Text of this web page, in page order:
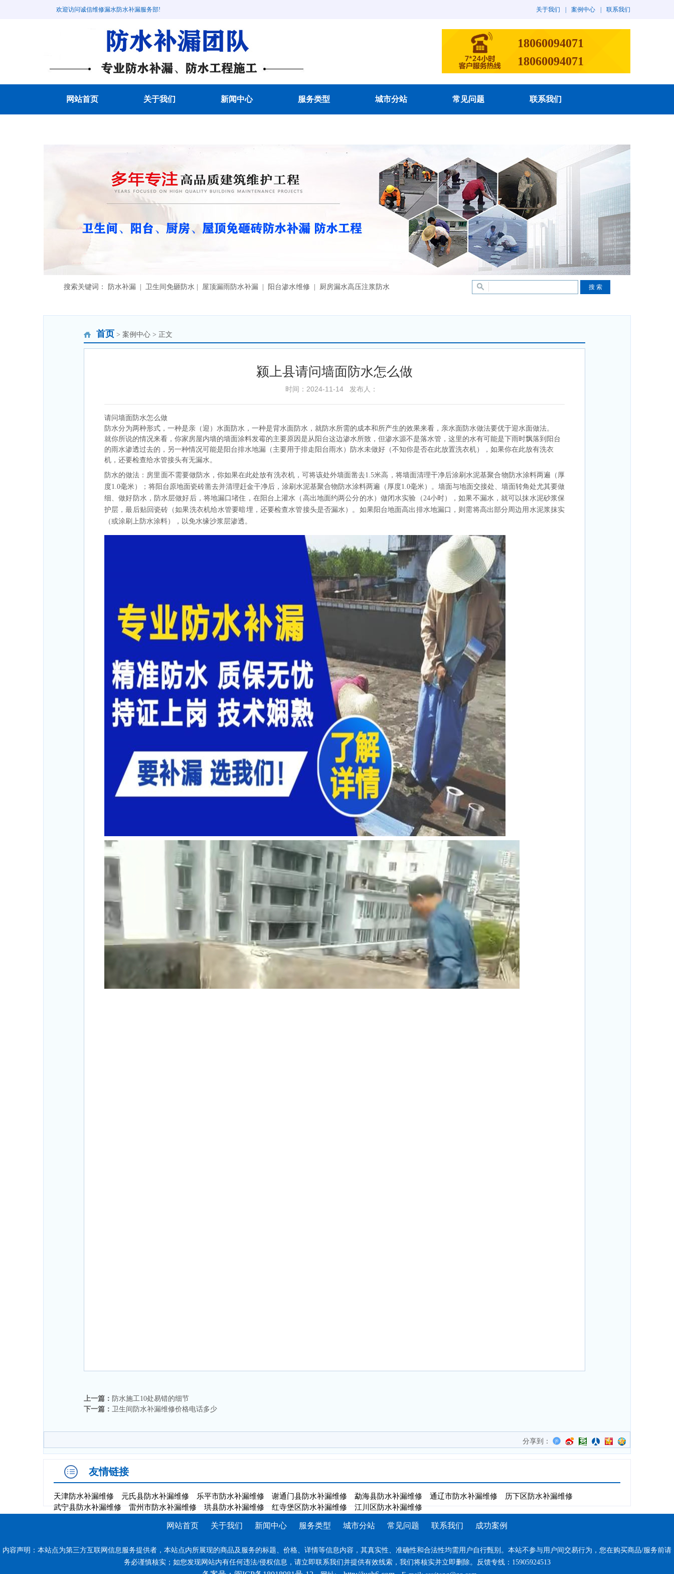
欢迎访问诚信维修漏水防水补漏服务部! 关于我们 案例中心 联系我们
18060094071
18060094071
网站首页 关于我们 新闻中心 服务类型 城市分站 常见问题 联系我们
搜索关键词： 防水补漏 | 卫生间免砸防水 | 屋顶漏雨防水补漏 | 阳台渗水维修 | 厨房漏水高压注浆防水
首页 > 案例中心 > 正文
颍上县请问墙面防水怎么做
时间：2024-11-14 发布人：
请问墙面防水怎么做
防水分为两种形式，一种是亲（迎）水面防水，一种是背水面防水，就防水所需的成本和所产生的效果来看，亲水面防水做法要优于迎水面做法。
就你所说的情况来看，你家房屋内墙的墙面涂料发霉的主要原因是从阳台这边渗水所致，但渗水源不是落水管，这里的水有可能是下雨时飘落到阳台
的雨水渗透过去的，另一种情况可能是阳台排水地漏（主要用于排走阳台雨水）防水未做好（不知你是否在此放置洗衣机），如果你在此放有洗衣
机，还要检查给水管接头有无漏水。
防水的做法：房里面不需要做防水，你如果在此处放有洗衣机，可将该处外墙面凿去1.5米高，将墙面清理干净后涂刷水泥基聚合物防水涂料两遍（厚
度1.0毫米）；将阳台原地面瓷砖凿去并清理赶金干净后，涂刷水泥基聚合物防水涂料两遍（厚度1.0毫米）。墙面与地面交接处、墙面转角处尤其要做
细、做好防水，防水层做好后，将地漏口堵住，在阳台上灌水（高出地面约两公分的水）做闭水实验（24小时），如果不漏水，就可以抹水泥砂浆保
护层，最后贴回瓷砖（如果洗衣机给水管要暗埋，还要检查水管接头是否漏水）。如果阳台地面高出排水地漏口，则需将高出部分周边用水泥浆抹实
（或涂刷上防水涂料），以免水缘沙浆层渗透。
上一篇： 防水施工10处易错的细节
下一篇： 卫生间防水补漏维修价格电话多少
分享到：
友情链接
天津防水补漏维修 元氏县防水补漏维修 乐平市防水补漏维修 谢通门县防水补漏维修 勐海县防水补漏维修 通辽市防水补漏维修
历下区防水补漏维修
武宁县防水补漏维修
雷州市防水补漏维修 珙县防水补漏维修 红寺堡区防水补漏维修 江川区防水补漏维修
网站首页 关于我们 新闻中心 服务类型 城市分站 常见问题 联系我们 成功案例
内容声明：本站点为第三方互联网信息服务提供者，本站点内所展现的商品及服务的标题、价格、详情等信息内容，其真实性、准确性和合法性均需用户自行甄别。本站不参与用户间交易行为，您在购买商品/服务前请
务必谨慎核实；如您发现网站内有任何违法/侵权信息，请立即联系我们并提供有效线索，我们将核实并立即删除。反馈专线：15905924513